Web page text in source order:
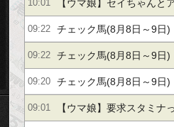
10:01 【ウマ娘】セイちゃんと
皆カプ
09:22 チェック馬(8月8日～9日)
09:22 チェック馬(8月8日～9日)
09:20 チェック馬(8月8日～9日)
09:01 【ウマ娘】要求スタミナ